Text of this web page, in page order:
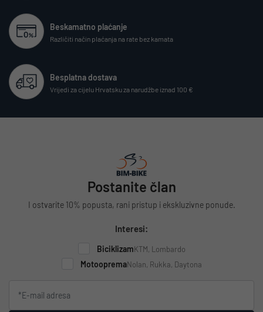
Beskamatno plaćanje
Različiti način plaćanja na rate bez kamata
Besplatna dostava
Vrijedi za cijelu Hrvatsku za narudžbe iznad 100 €
Postanite član
I ostvarite 10% popusta, rani pristup i ekskluzivne ponude.
Interesi:
BiciklizamKTM, Lombardo
MotoopremaNolan, Rukka, Daytona